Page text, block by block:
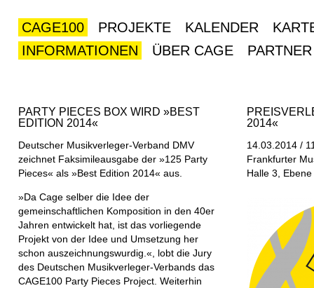
CAGE100 PROJEKTE KALENDER
INFORMATIONEN
ÜBER CAGE PARTNER
PARTY PIECES BOX WIRD »BEST
EDITION 2014«
Deutscher Musikverleger-Verband DMV
zeichnet Faksimileausgabe der »125 Party
Pieces« als »Best Edition 2014« aus.
»Da Cage selber die Idee der
gemeinschaftlichen Komposition in den 40er
Jahren entwickelt hat, ist das vorliegende
Projekt von der Idee und Umsetzung her
schon auszeichnungswurdig.«, lobt die Jury
des Deutschen Musikverleger-Verbands das
CAGE100 Party Pieces Project. Weiterhin
2014«
14.03.2014 /
Frankfurter
Halle 3,